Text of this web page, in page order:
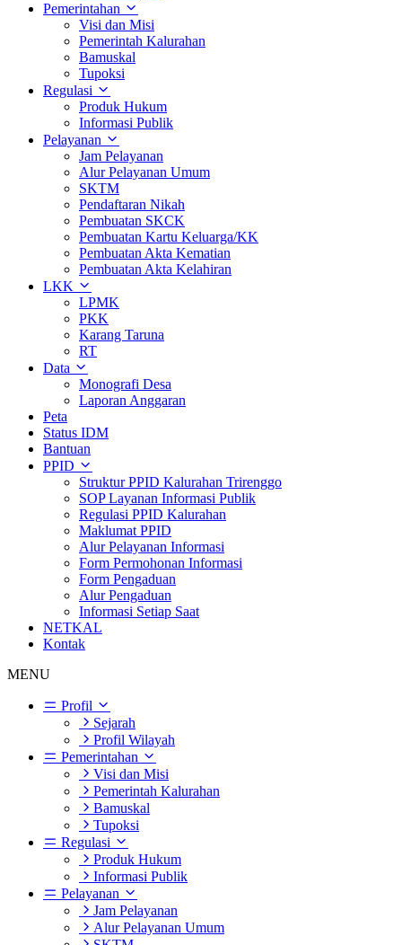
Pemerintahan
Visi dan Misi
Pemerintah Kalurahan
Bamuskal
Tupoksi
Regulasi
Produk Hukum
Informasi Publik
Pelayanan
Jam Pelayanan
Alur Pelayanan Umum
SKTM
Pendaftaran Nikah
Pembuatan SKCK
Pembuatan Kartu Keluarga/KK
Pembuatan Akta Kematian
Pembuatan Akta Kelahiran
LKK
LPMK
PKK
Karang Taruna
RT
Data
Monografi Desa
Laporan Anggaran
Peta
Status IDM
Bantuan
PPID
Struktur PPID Kalurahan Trirenggo
SOP Layanan Informasi Publik
Regulasi PPID Kalurahan
Maklumat PPID
Alur Pelayanan Informasi
Form Permohonan Informasi
Form Pengaduan
Alur Pengaduan
Informasi Setiap Saat
NETKAL
Kontak
MENU
Profil
Sejarah
Profil Wilayah
Pemerintahan
Visi dan Misi
Pemerintah Kalurahan
Bamuskal
Tupoksi
Regulasi
Produk Hukum
Informasi Publik
Pelayanan
Jam Pelayanan
Alur Pelayanan Umum